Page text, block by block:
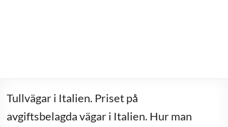
Tullvägar i Italien. Priset på
avgiftsbelagda vägar i Italien. Hur man